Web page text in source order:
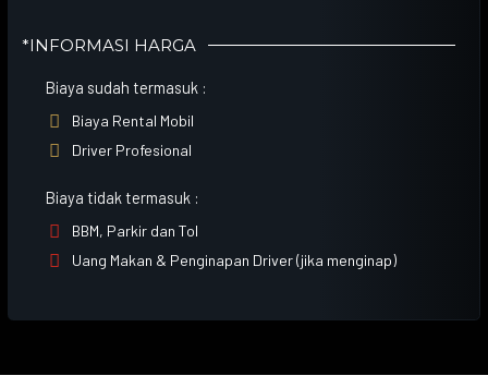
*INFORMASI HARGA
Biaya sudah termasuk :
 Biaya Rental Mobil
 Driver Profesional
Biaya tidak termasuk :
 BBM, Parkir dan Tol
 Uang Makan & Penginapan Driver (jika menginap)